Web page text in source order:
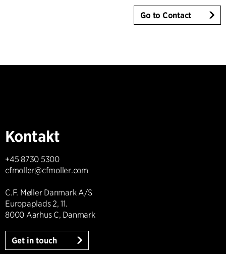
Go to Contact
Kontakt
+45 8730 5300
cfmoller@cfmoller.com
C.F. Møller Danmark A/S
Europaplads 2, 11.
8000 Aarhus C, Danmark
Get in touch